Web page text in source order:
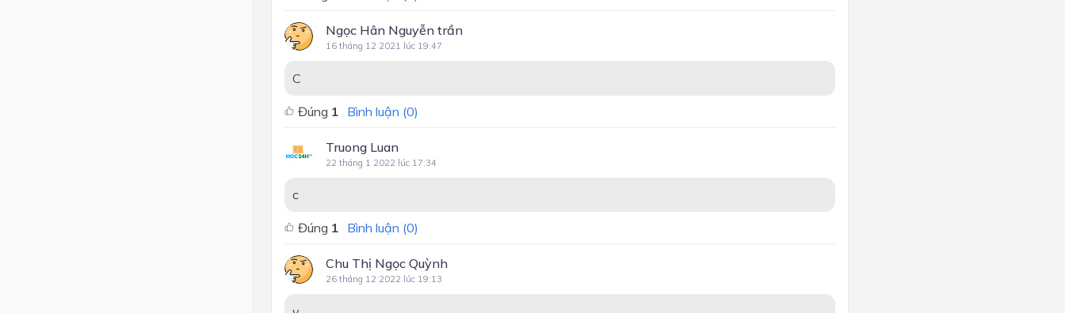
Ngọc Hân Nguyễn trần
16 tháng 12 2021 lúc 19:47
C
Đúng 1 Bình luận (0)
Truong Luan
22 tháng 1 2022 lúc 17:34
c
Đúng 1 Bình luận (0)
Chu Thị Ngọc Quỳnh
26 tháng 12 2022 lúc 19:13